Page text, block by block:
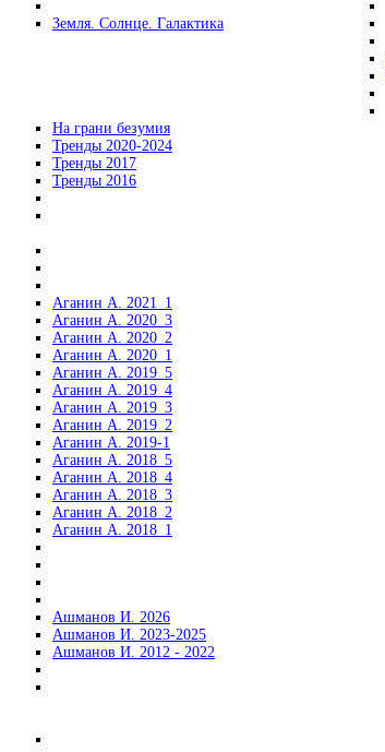
Земля. Солнце. Галактика
На грани безумия
Тренды 2020-2024
Тренды 2017
Тренды 2016
Аганин А. 2021_1
Аганин А. 2020_3
Аганин А. 2020_2
Аганин А. 2020_1
Аганин А. 2019_5
Аганин А. 2019_4
Аганин А. 2019_3
Аганин А. 2019_2
Аганин А. 2019-1
Аганин А. 2018_5
Аганин А. 2018_4
Аганин А. 2018_3
Аганин А. 2018_2
Аганин А. 2018_1
Ашманов И. 2026
Ашманов И. 2023-2025
Ашманов И. 2012 - 2022